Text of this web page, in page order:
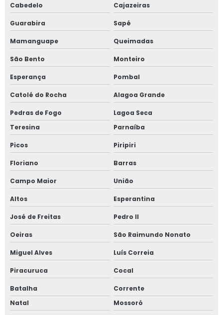
Cabedelo Cajazeiras
Guarabira Sapé
Mamanguape Queimadas
São Bento Monteiro
Esperança Pombal
Catolé do Rocha Alagoa Grande
Pedras de Fogo
Lagoa Seca
Teresina
Parnaíba
Picos Piripiri
Floriano Barras
Campo Maior União
Altos Esperantina
José de Freitas Pedro II
Oeiras São Raimundo Nonato
Miguel Alves Luís Correia
Piracuruca Cocal
Batalha
Corrente
Natal
Mossoró